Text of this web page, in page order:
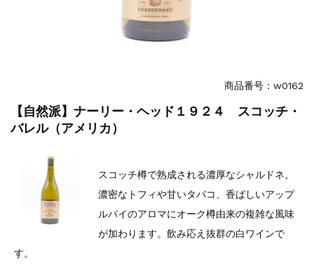
商品番号：w0162
【自然派】ナーリー・ヘッド１９２４ スコッチ・
バレル（アメリカ）
スコッチ樽で熟成される濃厚なシャルドネ。
濃密なトフィや甘いタバコ、香ばしいアップ
ルパイのアロマにオーク樽由来の複雑な風味
が加わります。飲み応え抜群の白ワインで
す。